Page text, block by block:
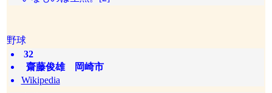
野球
32
齋藤俊雄 岡崎市
Wikipedia